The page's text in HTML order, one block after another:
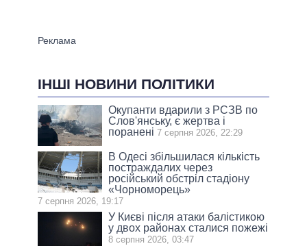
ІНШІ НОВИНИ ПОЛІТИКИ
Окупанти вдарили з РСЗВ по
Слов'янську, є жертва і
поранені 7 серпня 2026, 22:29
В Одесі збільшилася кількість
постраждалих через
російський обстріл стадіону
«Чорноморець»
7 серпня 2026, 19:17
У Києві після атаки балістикою
у двох районах сталися пожежі
8 серпня 2026, 03:47